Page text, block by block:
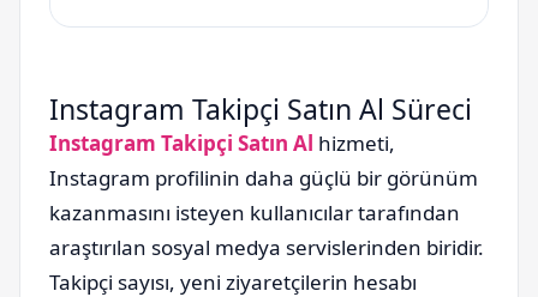
Instagram Takipçi Satın Al Süreci
Instagram Takipçi Satın Al hizmeti,
Instagram profilinin daha güçlü bir görünüm
kazanmasını isteyen kullanıcılar tarafından
araştırılan sosyal medya servislerinden biridir.
Takipçi sayısı, yeni ziyaretçilerin hesabı